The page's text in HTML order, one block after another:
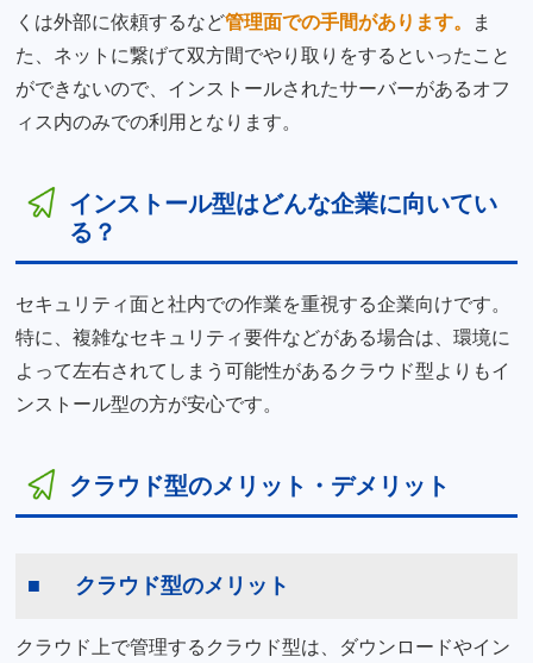
くは外部に依頼するなど管理面での手間があります。
ま
た、ネットに繋げて双方間でやり取りをするといったこと
ができないので、インストールされたサーバーがあるオフ
ィス内のみでの利用となります。
インストール型はどんな企業に向いてい
る？
セキュリティ面と社内での作業を重視する企業向けです。
特に、複雑なセキュリティ要件などがある場合は、環境に
よって左右されてしまう可能性があるクラウド型よりもイ
ンストール型の方が安心です。
クラウド型のメリット・デメリット
クラウド型のメリット
クラウド上で管理するクラウド型は、ダウンロードやイン